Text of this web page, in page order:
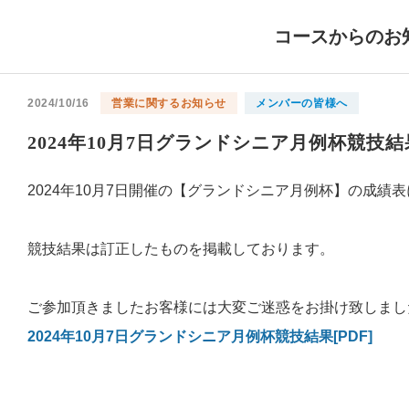
コースからのお
2024/10/16 営業に関するお知らせ メンバーの皆様へ
2024年10月7日グランドシニア月例杯競技
2024年10月7日開催の【グランドシニア月例杯】の成績
競技結果は訂正したものを掲載しております。
ご参加頂きましたお客様には大変ご迷惑をお掛け致しま
2024年10月7日グランドシニア月例杯競技結果[PDF]